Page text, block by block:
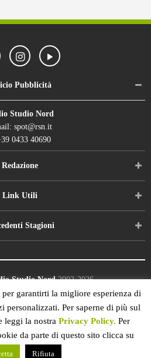
Pubblicità
Studio Nord
spot@rsn.it
0433 40690
Redazione
Link Utili
Stagioni
Studio Nord2002-2026.
01029450309
Reserved.
garantirti la migliore esperienza di
personalizzati. Per saperne di più sul
leggi la nostra Privacy Policy. Per
da parte di questo sito clicca su
Rifiuta